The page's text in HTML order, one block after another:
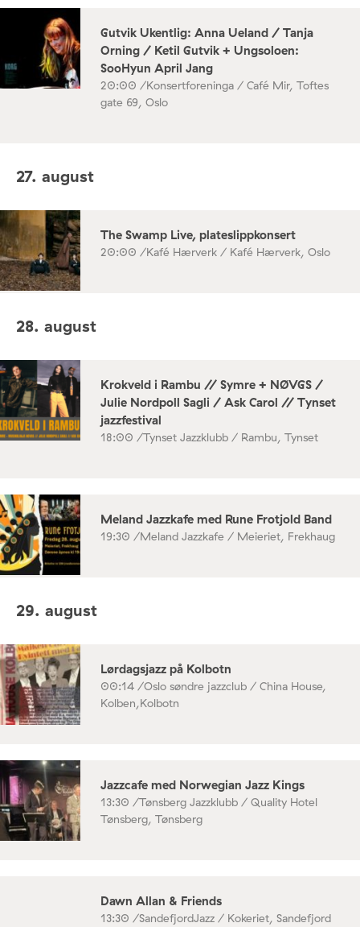
Gutvik Ukentlig: Anna Ueland / Tanja
Orning / Ketil Gutvik + Ungsoloen:
SooHyun April Jang
20:00 /Konsertforeninga / Café Mir, Toftes
gate 69, Oslo
27. august
The Swamp Live, plateslippkonsert
20:00 /Kafé Hærverk / Kafé Hærverk, Oslo
28. august
Krokveld i Rambu // Symre + NØVGS /
Julie Nordpoll Sagli / Ask Carol // Tynset
jazzfestival
18:00 /Tynset Jazzklubb / Rambu, Tynset
Meland Jazzkafe med Rune Frotjold Band
19:30 /Meland Jazzkafe / Meieriet, Frekhaug
29. august
Lørdagsjazz på Kolbotn
00:14 /Oslo søndre jazzclub / China House,
Kolben,Kolbotn
Jazzcafe med Norwegian Jazz Kings
13:30 /Tønsberg Jazzklubb / Quality Hotel
Tønsberg, Tønsberg
Dawn Allan & Friends
13:30 /SandefjordJazz / Kokeriet, Sandefjord